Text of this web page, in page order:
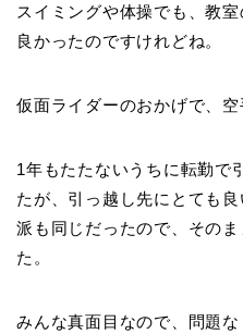
スイミングや体操でも、教
良かったのですけれどね。
仮面ライダーのおかげで、空
1年もたたないうちに転勤で
たが、引っ越し先にとても
派も同じだったので、その
た。
みんな真面目なので、問題な